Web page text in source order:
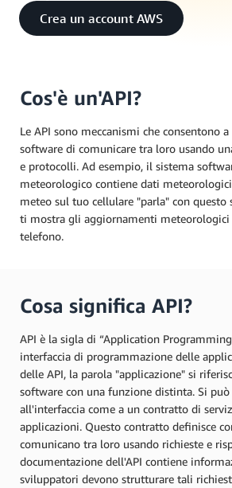
Crea un account AWS
Cos'è un'API?
Le API sono meccanismi che consentono
software di comunicare tra loro usando
e protocolli. Ad esempio, il sistema
meteorologico contiene dati
meteo sul tuo cellulare "parla" con questo
ti mostra gli aggiornamenti
telefono.
Cosa significa API?
API è la sigla di “Application
interfaccia di programmazione delle
delle API, la parola "applicazione" si
software con una funzione distinta. Si può
all'interfaccia come a un contratto di
applicazioni. Questo contratto definisce
comunicano tra loro usando richieste e
documentazione dell'API contiene
sviluppatori devono strutturare tali